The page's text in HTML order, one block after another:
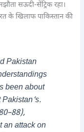
सऊदी-सेंट्रिक रहा।
के खिलाफ पाकिस्तान की
Pakistan
been about
an attack on